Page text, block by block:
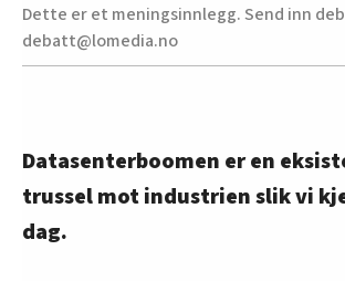
Dette er et meningsinnlegg. Send inn
debatt@lomedia.no
Datasenterboomen er en
trussel mot industrien slik vi
dag.